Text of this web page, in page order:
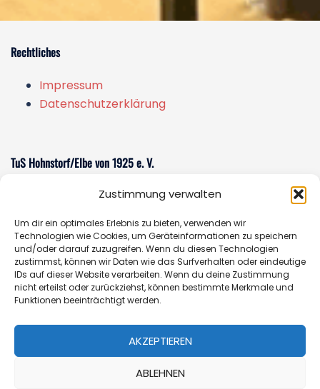
Zustimmung verwalten
Um dir ein optimales Erlebnis zu bieten, verwenden wir
Technologien wie Cookies, um Geräteinformationen zu speichern
und/oder darauf zuzugreifen. Wenn du diesen Technologien
zustimmst, können wir Daten wie das Surfverhalten oder eindeutige
IDs auf dieser Website verarbeiten. Wenn du deine Zustimmung
nicht erteilst oder zurückziehst, können bestimmte Merkmale und
Funktionen beeinträchtigt werden.
AKZEPTIEREN
ABLEHNEN
Rechtliches
Impressum
Datenschutzerklärung
TuS Hohnstorf/Elbe von 1925 e. V.
Am Sportzentrum 1
E-Mail:sportverein@tus-hohnstorf.de
Geschäftsstelle
Öffnungszeiten:Donnerstag 14.00 - 16.30 Uhr oder
Telefon:+49 (0)162-7652353